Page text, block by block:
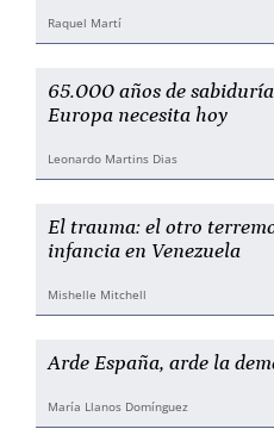
Raquel Martí
65.000 años de
Europa necesita hoy
Leonardo Martins Dias
El trauma: el otro
infancia en Venezuela
Mishelle Mitchell
Arde España, arde la
María Llanos Domínguez